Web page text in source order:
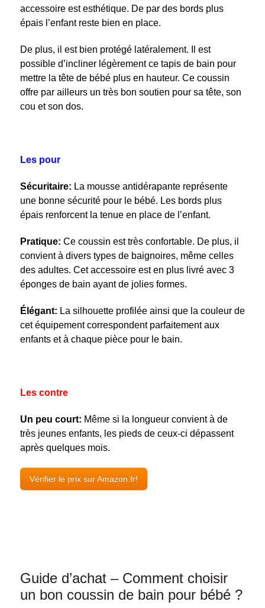
accessoire est esthétique. De par des bords plus
épais l’enfant reste bien en place.
De plus, il est bien protégé latéralement. Il est
possible d’incliner légèrement ce tapis de bain pour
mettre la tête de bébé plus en hauteur. Ce coussin
offre par ailleurs un très bon soutien pour sa tête, son
cou et son dos.
Les pour
Sécuritaire: La mousse antidérapante représente
une bonne sécurité pour le bébé. Les bords plus
épais renforcent la tenue en place de l’enfant.
Pratique: Ce coussin est très confortable. De plus, il
convient à divers types de baignoires, même celles
des adultes. Cet accessoire est en plus livré avec 3
éponges de bain ayant de jolies formes.
Élégant: La silhouette profilée ainsi que la couleur de
cet équipement correspondent parfaitement aux
enfants et à chaque pièce pour le bain.
Les contre
Un peu court: Même si la longueur convient à de
très jeunes enfants, les pieds de ceux-ci dépassent
après quelques mois.
Vérifier le prix sur Amazon.fr!
Guide d’achat – Comment choisir
un bon coussin de bain pour bébé ?